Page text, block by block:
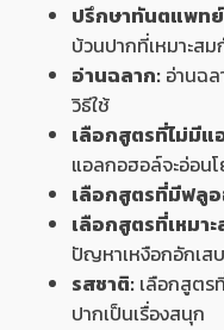
ปรึกษาทันตแพท
บ้วนปากที่เหมาะส
อ่านฉลาก: อ่านฉ
วิธีใช้
เลือกสูตรที่ไม่มี
แอลกอฮอล์จะอ่อน
เลือกสูตรที่มีฟลูอ
เลือกสูตรที่เหม
ปัญหาเหงือกอักเส
รสชาติ: เลือกสูตร
ปากเป็นเรื่องสนุก